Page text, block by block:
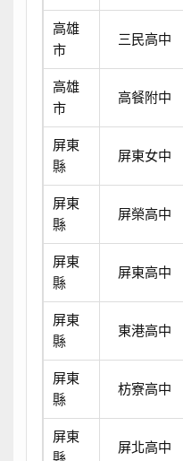
高雄
市
三民高中
高雄
市
高餐附中
屏東
縣
屏東女中
屏東
縣
屏榮高中
屏東
縣
屏東高中
屏東
縣
東港高中
屏東
縣
枋寮高中
屏東
縣
屏北高中